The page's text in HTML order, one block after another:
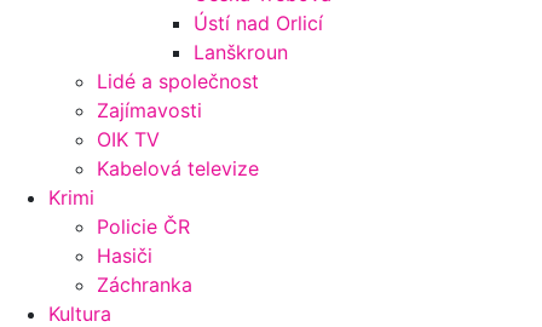
Ústí nad Orlicí
Lanškroun
Lidé a společnost
Zajímavosti
OIK TV
Kabelová televize
Krimi
Policie ČR
Hasiči
Záchranka
Kultura